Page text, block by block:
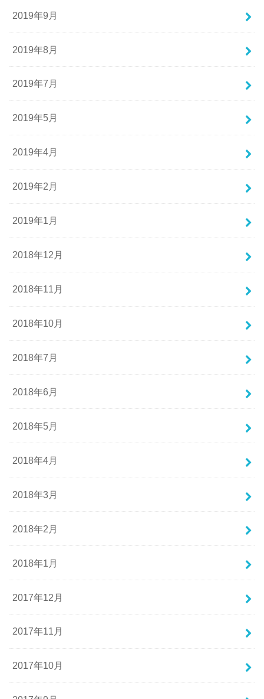
2019年9月
2019年8月
2019年7月
2019年5月
2019年4月
2019年2月
2019年1月
2018年12月
2018年11月
2018年10月
2018年7月
2018年6月
2018年5月
2018年4月
2018年3月
2018年2月
2018年1月
2017年12月
2017年11月
2017年10月